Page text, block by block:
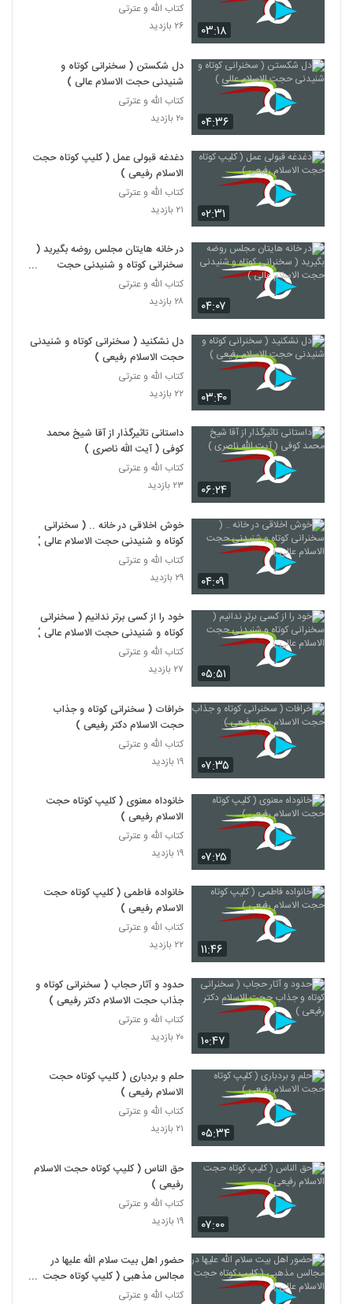
۰۳:۱۸
کتاب الله و عترتی
۲۶ بازدید
۰۴:۳۶
دل شکستن ( سخنرانی کوتاه و
شنیدنی حجت الاسلام عالی )
کتاب الله و عترتی
۲۰ بازدید
۰۲:۳۱
دغدغه قبولی عمل ( کلیپ کوتاه حجت
الاسلام رفیعی )
کتاب الله و عترتی
۲۱ بازدید
۰۴:۰۷
در خانه هایتان مجلس روضه بگیرید (
سخنرانی کوتاه و شنیدنی حجت
الاسلام عالی )
کتاب الله و عترتی
۲۸ بازدید
۰۳:۴۰
دل نشکنید ( سخنرانی کوتاه و شنیدنی
حجت الاسلام رفیعی )
کتاب الله و عترتی
۲۲ بازدید
۰۶:۲۴
داستانی تاثیرگذار از آقا شیخ محمد
کوفی ( آیت الله ناصری )
کتاب الله و عترتی
۲۳ بازدید
۰۴:۰۹
خوش اخلاقی در خانه .. ( سخنرانی
کوتاه و شنیدنی حجت الاسلام عالی )
کتاب الله و عترتی
۲۹ بازدید
۰۵:۵۱
خود را از کسی برتر ندانیم ( سخنرانی
کوتاه و شنیدنی حجت الاسلام عالی )
کتاب الله و عترتی
۲۷ بازدید
۰۷:۳۵
خرافات ( سخنرانی کوتاه و جذاب
حجت الاسلام دکتر رفیعی )
کتاب الله و عترتی
۱۹ بازدید
۰۷:۲۵
خانوداه معنوی ( کلیپ کوتاه حجت
الاسلام رفیعی )
کتاب الله و عترتی
۱۹ بازدید
۱۱:۴۶
خانواده فاطمی ( کلیپ کوتاه حجت
الاسلام رفیعی )
کتاب الله و عترتی
۲۲ بازدید
۱۰:۴۷
حدود و آثار حجاب ( سخنرانی کوتاه و
جذاب حجت الاسلام دکتر رفیعی )
کتاب الله و عترتی
۲۰ بازدید
۰۵:۳۴
حلم و بردباری ( کلیپ کوتاه حجت
الاسلام رفیعی )
کتاب الله و عترتی
۲۱ بازدید
۰۷:۰۰
حق الناس ( کلیپ کوتاه حجت الاسلام
رفیعی )
کتاب الله و عترتی
۱۹ بازدید
حضور اهل بیت سلام الله علیها در
مجالس مذهبی ( کلیپ کوتاه حجت
الاسلام عالی )
کتاب الله و عترتی